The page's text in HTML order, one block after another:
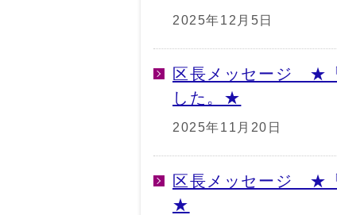
2025年12月5日
区長メッセージ ★
した。★
2025年11月20日
区長メッセージ ★
★